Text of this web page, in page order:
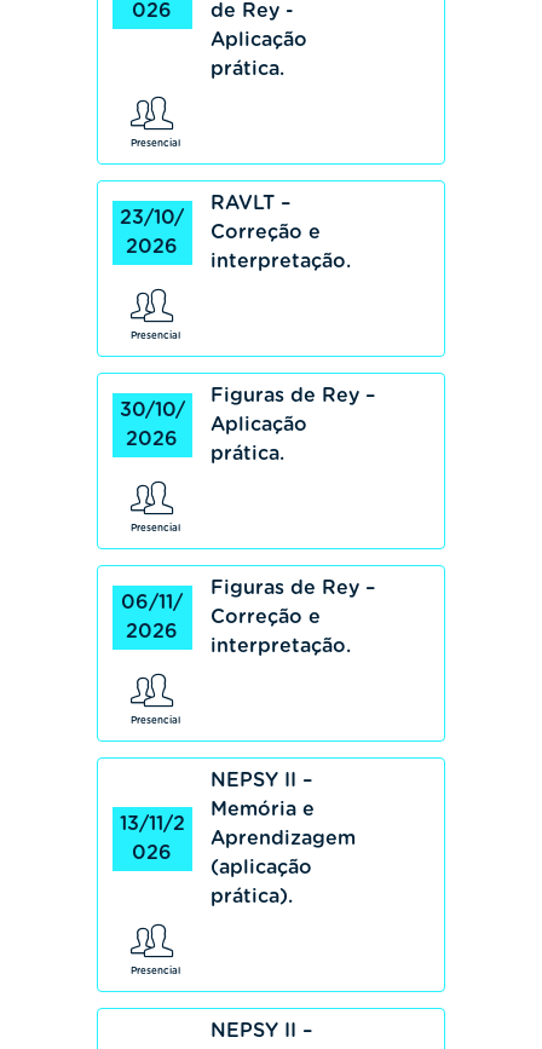
026
de Rey -
Aplicação
prática.
Presencial
23/10/
2026
RAVLT –
Correção e
interpretação.
Presencial
30/10/
2026
Figuras de Rey –
Aplicação
prática.
Presencial
06/11/
2026
Figuras de Rey –
Correção e
interpretação.
Presencial
13/11/2
026
NEPSY II –
Memória e
Aprendizagem
(aplicação
prática).
Presencial
NEPSY II –